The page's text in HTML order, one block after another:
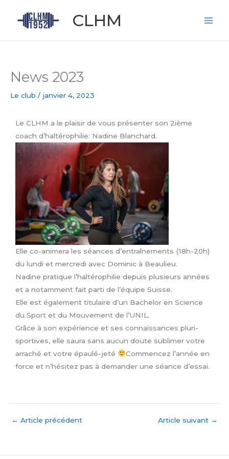
contenu
CLHM
News 2023
Le club / janvier 4, 2023
Le CLHM a le plaisir de vous présenter son 2ième
coach d’haltérophilie: Nadine Blanchard.
Elle co-animera les séances d’entraînements (18h-20h)
du lundi et mercredi avec Dominic à Beaulieu.
Nadine pratique l’haltérophilie depuis plusieurs années
et a notamment fait parti de l’équipe Suisse.
Elle est également titulaire d’un Bachelor en Science
du Sport et du Mouvement de l’UNIL.
Grâce à son expérience et ses connaissances pluri-
sportives, elle saura sans aucun doute sublimer votre
arraché et votre épaulé-jeté
Commencez l’année en
force et n’hésitez pas à demander une séance d’essai.
← Article précédent Article suivant →